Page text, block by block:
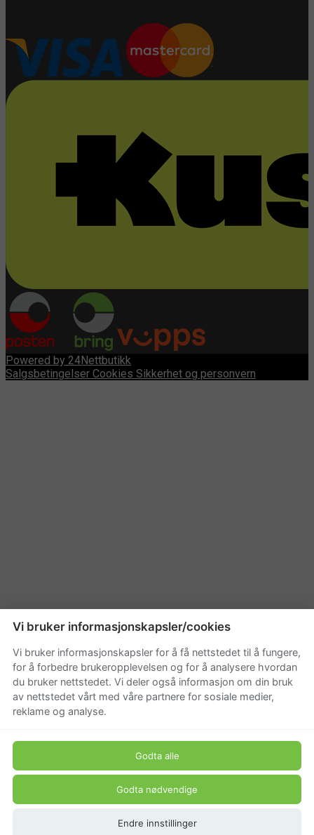
Powered by 24Nettbutikk
Salgsbetingelser Cookies Sikkerhet og personvern
Vi bruker informasjonskapsler/cookies
Vi bruker informasjonskapsler for å få nettstedet til å fungere,
for å forbedre brukeropplevelsen og for å analysere hvordan
du bruker nettstedet. Vi deler også informasjon om din bruk
av nettstedet vårt med våre partnere for sosiale medier,
reklame og analyse.
Godta alle
Godta nødvendige
Endre innstillinger